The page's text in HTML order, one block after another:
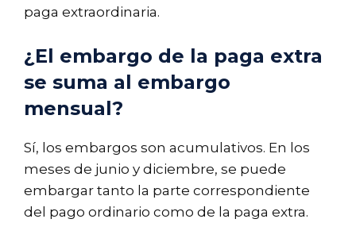
paga extraordinaria.
¿El embargo de la paga extra
se suma al embargo
mensual?
Sí, los embargos son acumulativos. En los
meses de junio y diciembre, se puede
embargar tanto la parte correspondiente
del pago ordinario como de la paga extra.